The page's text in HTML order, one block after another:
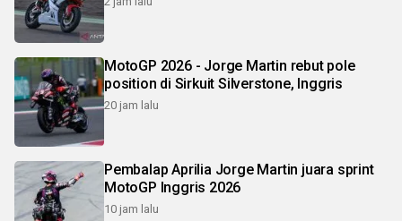
MotoGP 2026 - Jorge Martin rebut pole
position di Sirkuit Silverstone, Inggris
20 jam lalu
Pembalap Aprilia Jorge Martin juara sprint
MotoGP Inggris 2026
10 jam lalu